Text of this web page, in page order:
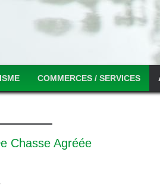
COMMERCES / SERVICES
Chasse Agréée